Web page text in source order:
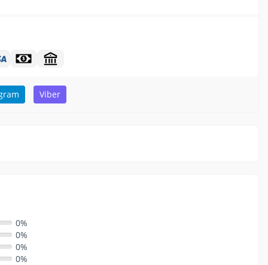
Viber
0%
0%
0%
0%